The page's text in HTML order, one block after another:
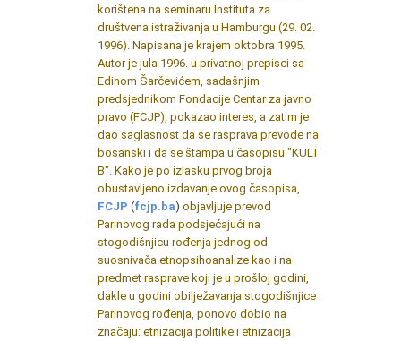
korištena na seminaru Instituta za
društvena istraživanja u Hamburgu (29. 02.
1996). Napisana je krajem oktobra 1995.
Autor je jula 1996. u privatnoj prepisci sa
Edinom Šarčevićem, sadašnjim
predsjednikom Fondacije Centar za javno
pravo (FCJP), pokazao interes, a zatim je
dao saglasnost da se rasprava prevode na
bosanski i da se štampa u časopisu "KULT
B". Kako je po izlasku prvog broja
obustavljeno izdavanje ovog časopisa,
FCJP (fcjp.ba) objavljuje prevod
Parinovog rada podsjećajući na
stogodišnjicu rođenja jednog od
suosnivača etnopsihoanalize kao i na
predmet rasprave koji je u prošloj godini,
dakle u godini obilježavanja stogodišnjice
Parinovog rođenja, ponovo dobio na
značaju: etnizacija politike i etnizacija